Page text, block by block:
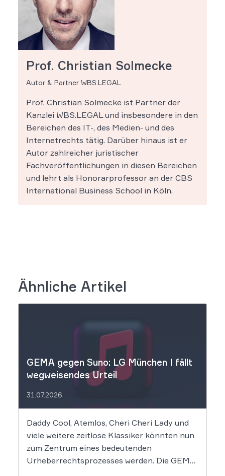
Prof. Christian Solmecke
Autor & Partner WBS.LEGAL
Prof. Christian Solmecke ist Partner der
Kanzlei WBS.LEGAL und insbesondere in den
Bereichen des IT-, des Medien- und des
Internetrechts tätig. Darüber hinaus ist er
Autor zahlreicher juristischer
Fachveröffentlichungen in diesen Bereichen
und lehrt als Honorarprofessor an der CBS
International Business School in Köln.
Ähnliche Artikel
GEMA gegen Suno: LG München I fällt
wegweisendes Urteil
31.07.2026
Daddy Cool, Atemlos, Cheri Cheri Lady und
viele weitere zeitlose Klassiker könnten nun
zum Zentrum eines bedeutenden
Urheberrechtsprozesses werden. Die GEMA